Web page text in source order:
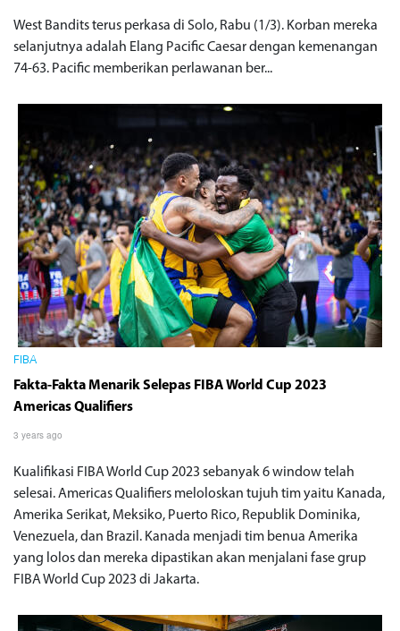
West Bandits terus perkasa di Solo, Rabu (1/3). Korban mereka
selanjutnya adalah Elang Pacific Caesar dengan kemenangan
74-63. Pacific memberikan perlawanan ber...
FIBA
Fakta-Fakta Menarik Selepas FIBA World Cup 2023
Americas Qualifiers
3 years ago
Kualifikasi FIBA World Cup 2023 sebanyak 6 window telah
selesai. Americas Qualifiers meloloskan tujuh tim yaitu Kanada,
Amerika Serikat, Meksiko, Puerto Rico, Republik Dominika,
Venezuela, dan Brazil. Kanada menjadi tim benua Amerika
yang lolos dan mereka dipastikan akan menjalani fase grup
FIBA World Cup 2023 di Jakarta.